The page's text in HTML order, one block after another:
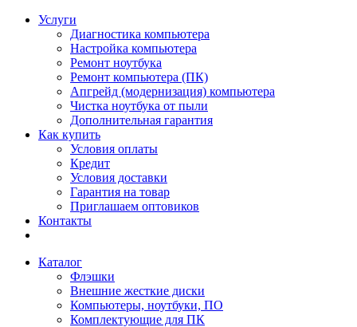
Услуги
Диагностика компьютера
Настройка компьютера
Ремонт ноутбука
Ремонт компьютера (ПК)
Апгрейд (модернизация) компьютера
Чистка ноутбука от пыли
Дополнительная гарантия
Как купить
Условия оплаты
Кредит
Условия доставки
Гарантия на товар
Приглашаем оптовиков
Контакты
Каталог
Флэшки
Внешние жесткие диски
Компьютеры, ноутбуки, ПО
Комплектующие для ПК